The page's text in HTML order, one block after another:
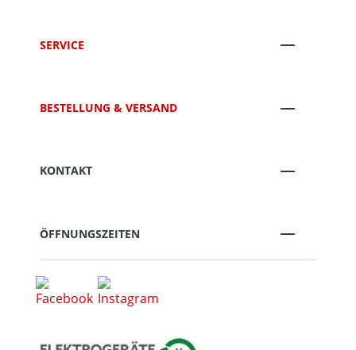
SERVICE
BESTELLUNG & VERSAND
KONTAKT
ÖFFNUNGSZEITEN